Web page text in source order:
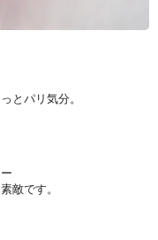
とパリ気分。
敵です。